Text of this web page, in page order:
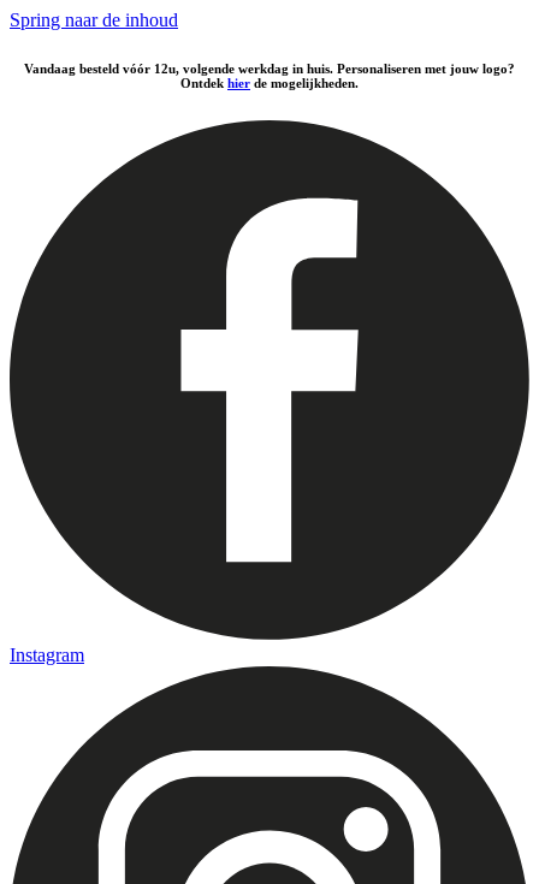
Spring naar de inhoud
Vandaag besteld vóór 12u, volgende werkdag in huis. Personaliseren met jouw logo?
Ontdek hier de mogelijkheden.
Instagram